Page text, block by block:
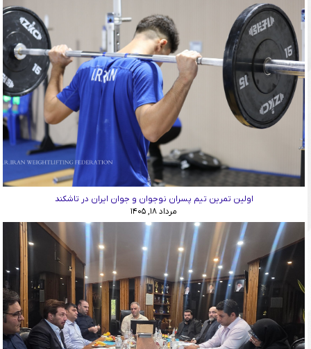
اولین تمرین تیم پسران نوجوان و جوان ایران در تاشکند
مرداد ۱۸, ۱۴۰۵